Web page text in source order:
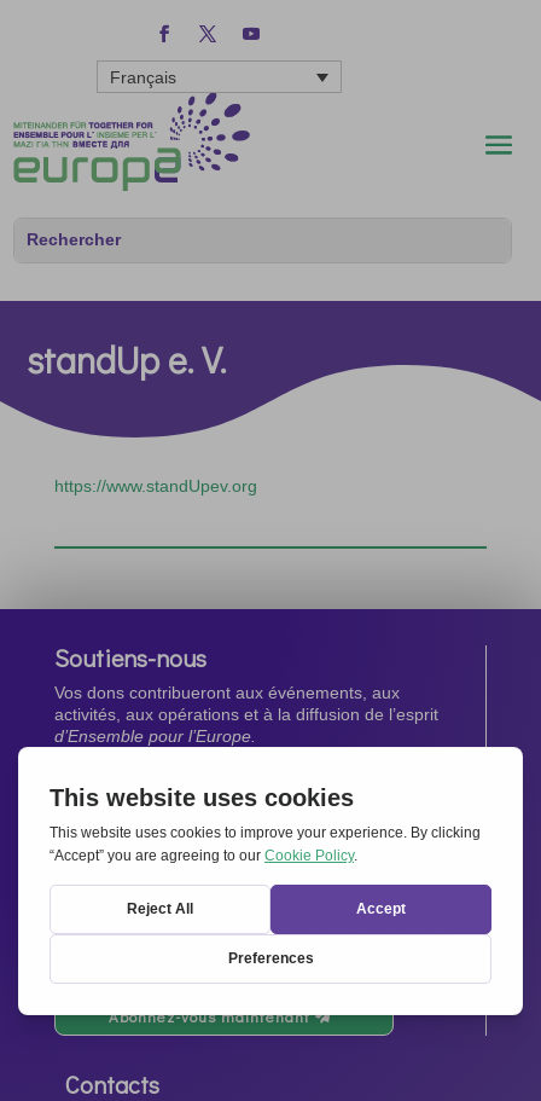
Français
standUp e. V.
https://www.standUpev.org
Soutiens-nous
Vos dons contribueront aux événements, aux
activités, aux opérations et à la diffusion de l’esprit
d’Ensemble pour l’Europe.
Faites un don maintenant
Newsletter
Restez au courant de toutes les dernières nouvelles
Abonnez-vous maintenant
Contacts